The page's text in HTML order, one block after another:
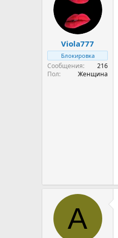
Viola777
Блокировка
Сообщения
216
Пол
Женщина
А